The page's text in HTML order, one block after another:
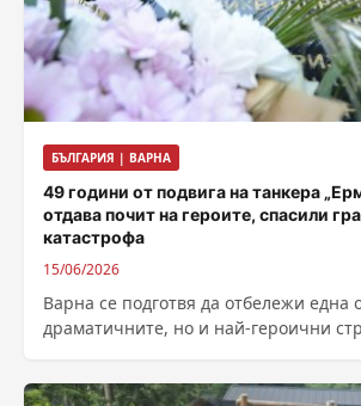
БЪЛГАРИЯ | ВАРНА
49 години от подвига на танкера
отдава почит на героите, спасили
катастрофа
15/06/2026
Варна се подготвя да отбележи една
драматичните, но и най-героични